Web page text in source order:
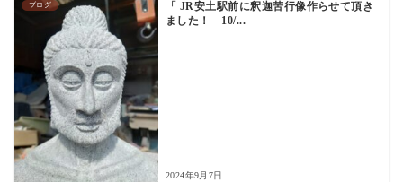
ブログ
「 JR安土駅前に釈迦苦行像作らせて頂き
ました！ 10/...
2024年9月7日